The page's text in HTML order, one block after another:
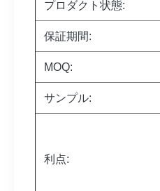
プロダクト状態:
保証期間:
MOQ:
サンプル:
利点: